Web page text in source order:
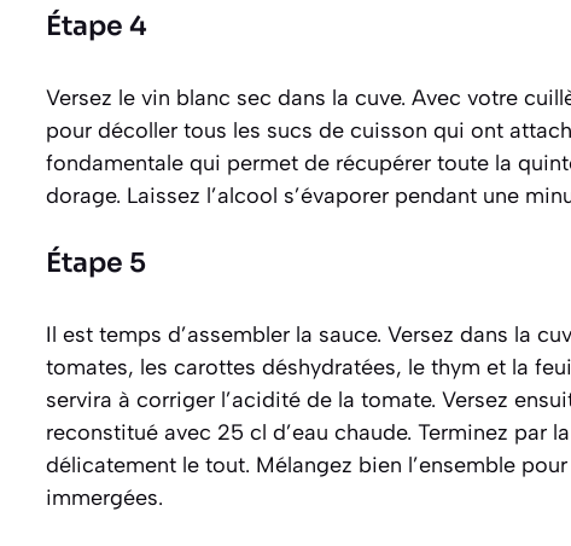
Étape 4
Versez le vin blanc sec dans la cuve. Avec votre
pour décoller tous les sucs de cuisson qui ont
fondamentale qui permet de récupérer toute la
dorage. Laissez l’alcool s’évaporer pendant une
Étape 5
Il est temps d’assembler la sauce. Versez dans la
tomates, les carottes déshydratées, le thym et la
servira à corriger l’acidité de la tomate. Versez
reconstitué avec 25 cl d’eau chaude. Terminez par
délicatement le tout. Mélangez bien l’ensemble
immergées.